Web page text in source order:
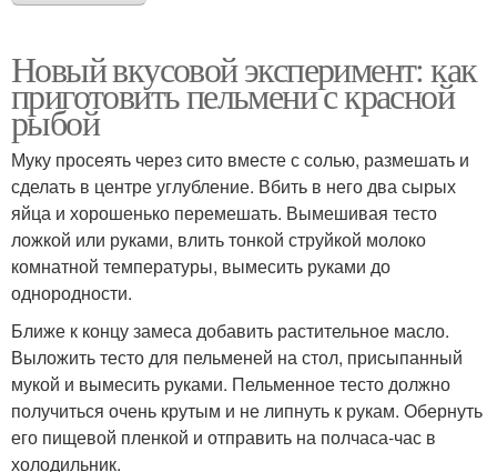
Новый вкусовой эксперимент: как
приготовить пельмени с красной
рыбой
Муку просеять через сито вместе с солью, размешать и
сделать в центре углубление. Вбить в него два сырых
яйца и хорошенько перемешать. Вымешивая тесто
ложкой или руками, влить тонкой струйкой молоко
комнатной температуры, вымесить руками до
однородности.
Ближе к концу замеса добавить растительное масло.
Выложить тесто для пельменей на стол, присыпанный
мукой и вымесить руками. Пельменное тесто должно
получиться очень крутым и не липнуть к рукам. Обернуть
его пищевой пленкой и отправить на полчаса-час в
холодильник.